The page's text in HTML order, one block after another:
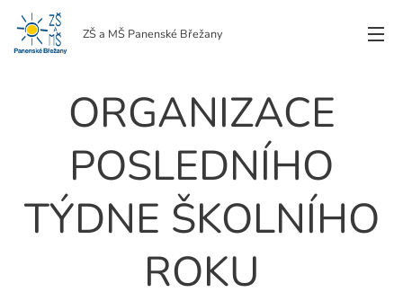
ZŠ a MŠ Panenské Břežany
ORGANIZACE
POSLEDNÍHO
TÝDNE ŠKOLNÍHO
ROKU